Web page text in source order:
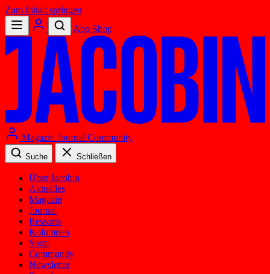
Zum Inhalt springen
Abo Shop
Magazin Journal Community
Suche Schließen
Über Jacobin
Aktuelles
Magazin
Journal
Ressorts
Kolumnen
Shop
Community
Newsletter